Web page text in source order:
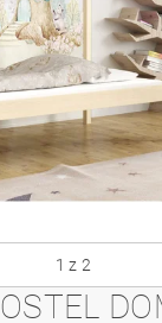
1 z 2